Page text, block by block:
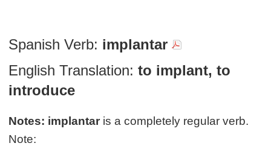
Spanish Verb: implantar
English Translation: to implant, to
introduce
Notes: implantar is a completely regular verb.
Note: